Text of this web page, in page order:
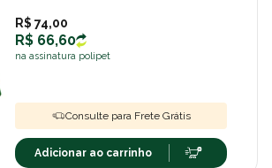
R$ 74,00
R$ 66,60
na assinatura polipet
Consulte para Frete Grátis
Adicionar ao carrinho